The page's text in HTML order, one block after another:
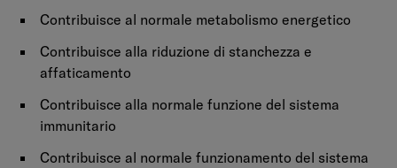
Contribuisce al normale metabolismo energetico
Contribuisce alla riduzione di stanchezza e
affaticamento
Contribuisce alla normale funzione del sistema
immunitario
Contribuisce al normale funzionamento del sistema